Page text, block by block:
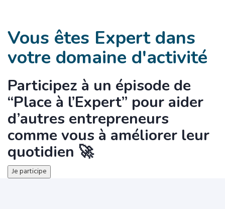
Vous êtes Expert dans
votre domaine d'activité
Participez à un épisode de
“Place à l’Expert” pour aider
d’autres entrepreneurs
comme vous à améliorer leur
quotidien 🚀
Je participe